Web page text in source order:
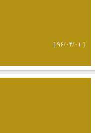
[ ۹۶/۰۴/۰۱ ]